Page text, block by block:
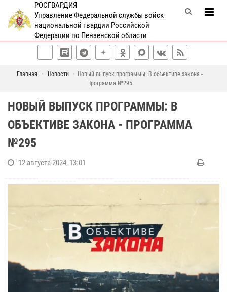
РОСГВАРДИЯ
Управление Федеральной службы войск
национальной гвардии Российской
Федерации по Пензенской области
Главная Новости
Новый выпуск программы: В объективе закона -
Программа №295
НОВЫЙ ВЫПУСК ПРОГРАММЫ: В
ОБЪЕКТИВЕ ЗАКОНА - ПРОГРАММА
№295
12 августа 2024, 13:01